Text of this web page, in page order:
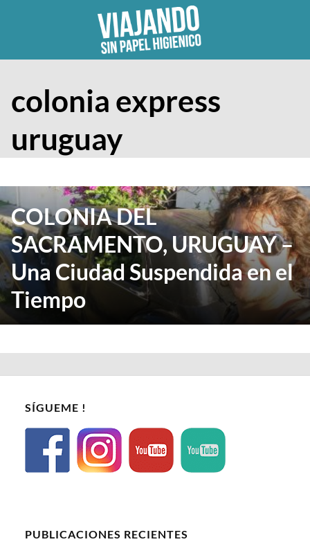
colonia express
uruguay
COLONIA DEL
SACRAMENTO, URUGUAY –
Una Ciudad Suspendida en el
Tiempo
SÍGUEME !
PUBLICACIONES RECIENTES